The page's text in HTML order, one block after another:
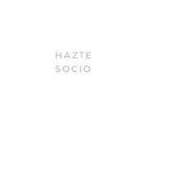
HAZTE
SOCIO